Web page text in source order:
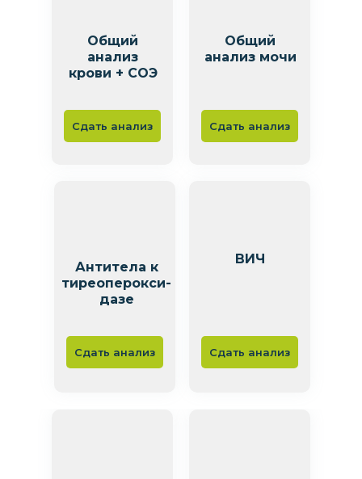
Общий
анализ
крови + СОЭ
Сдать анализ
Сдать анализ
Общий
анализ мочи
Сдать анализ
ВИЧ
Сдать анализ
Антитела к
тиреоперокси-
дазе